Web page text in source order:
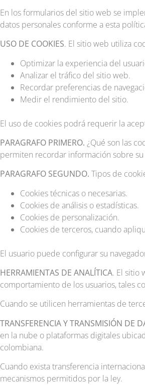
En los formularios del sitio web se
datos personales conforme a esta
USO DE COOKIES. El sitio web utiliza
Optimizar la experiencia del
Analizar el tráfico del sitio web.
Recordar preferencias de
Medir el rendimiento del sitio.
El uso de cookies podrá requerir la
PARAGRAFO PRIMERO. ¿Qué son las
permiten recordar información sobre su
PARAGRAFO SEGUNDO. Tipos de
Cookies técnicas o necesarias.
Cookies de análisis o estadísticas.
Cookies de personalización.
Cookies de terceros, cuando
El usuario puede configurar su
HERRAMIENTAS DE ANALÍTICA. El sitio
comportamiento de los usuarios, tales
Cuando se utilicen herramientas de
TRANSFERENCIA Y TRANSMISIÓN DE
en la nube o plataformas digitales
colombiana.
Cuando exista transferencia
mecanismos permitidos por la ley.